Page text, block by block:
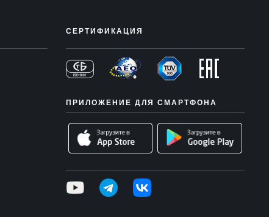
СЕРТИФИКАЦИЯ
ПРИЛОЖЕНИЕ ДЛЯ СМАРТФОНА